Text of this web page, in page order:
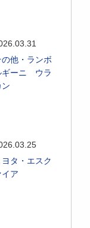
の他・ランボ
ギーニ ウラ
ン
ヨタ・エスク
イア